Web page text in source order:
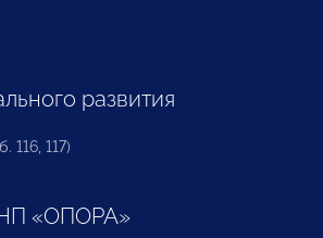
развития
116, 117)
«ОПОРА»